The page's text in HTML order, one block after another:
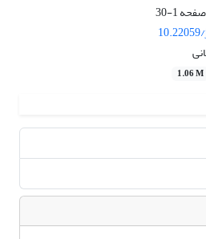
1-30
1.06 M